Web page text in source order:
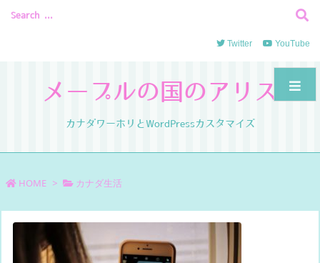
メープルの国のアリス
カナダワーホリとWordPressカスタマイズ
Twitter YouTube
HOME > カナダ生活